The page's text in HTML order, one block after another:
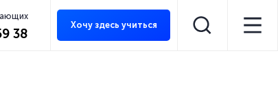
38
Хочу здесь учиться